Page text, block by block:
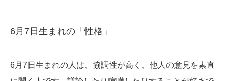
6月7日生まれの「性格」
6月7日生まれの人は、協調性が高く、他人の意見を素直